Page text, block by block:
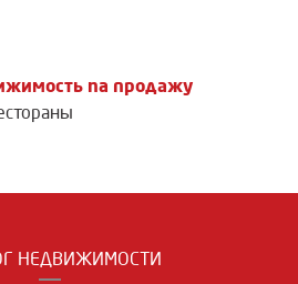
na продажу
НЕДВИЖИМОСТИ